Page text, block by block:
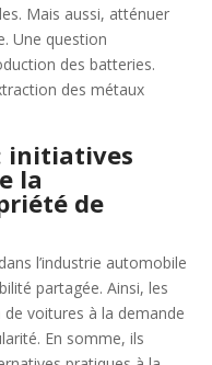
Mais aussi, atténuer
Une question
des batteries.
des métaux
initiatives
la
de
l’industrie automobile
partagée. Ainsi, les
voitures à la demande
En somme, ils